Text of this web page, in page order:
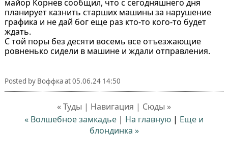
майор Корнев сообщил, что с сегодняшнего дня
планирует казнить старших машины за нарушение
графика и не дай бог еще раз кто-то кого-то будет
ждать.
С той поры без десяти восемь все отъезжающие
ровненько сидели в машине и ждали отправления.
Posted by Воффкаat05.06.24 14:50
« Туды | Навигация | Сюды »
« Волшебное замкадье | На главную | Еще и
блондинка »